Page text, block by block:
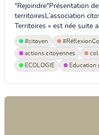
"Rejoindre"Présentation
territoiresL’association
Territoires » est née suite
#citoyen
actions citoyennes
ECOLOGIE
Education